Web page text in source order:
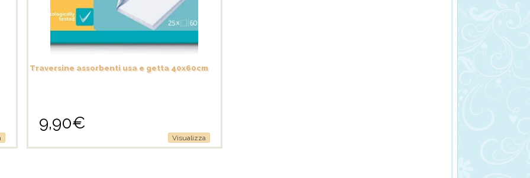
Traversine assorbenti usa e getta 40x60cm
9,90€
Visualizza